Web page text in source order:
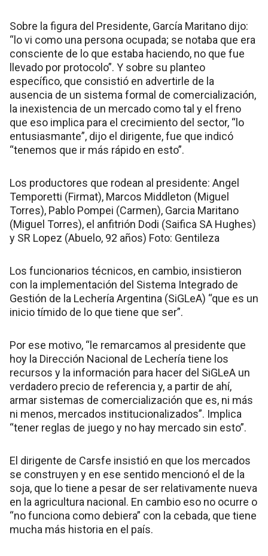
Sobre la figura del Presidente, García Maritano dijo:
“lo vi como una persona ocupada; se notaba que era
consciente de lo que estaba haciendo, no que fue
llevado por protocolo”. Y sobre su planteo
específico, que consistió en advertirle de la
ausencia de un sistema formal de comercialización,
la inexistencia de un mercado como tal y el freno
que eso implica para el crecimiento del sector, “lo
entusiasmante”, dijo el dirigente, fue que indicó
“tenemos que ir más rápido en esto”.
Los productores que rodean al presidente: Angel
Temporetti (Firmat), Marcos Middleton (Miguel
Torres), Pablo Pompei (Carmen), Garcia Maritano
(Miguel Torres), el anfitrión Dodi (Saifica SA Hughes)
y SR Lopez (Abuelo, 92 años) Foto: Gentileza
Los funcionarios técnicos, en cambio, insistieron
con la implementación del Sistema Integrado de
Gestión de la Lechería Argentina (SiGLeA) “que es un
inicio tímido de lo que tiene que ser”.
Por ese motivo, “le remarcamos al presidente que
hoy la Dirección Nacional de Lechería tiene los
recursos y la información para hacer del SiGLeA un
verdadero precio de referencia y, a partir de ahí,
armar sistemas de comercialización que es, ni más
ni menos, mercados institucionalizados”. Implica
“tener reglas de juego y no hay mercado sin esto”.
El dirigente de Carsfe insistió en que los mercados
se construyen y en ese sentido mencionó el de la
soja, que lo tiene a pesar de ser relativamente nueva
en la agricultura nacional. En cambio eso no ocurre o
“no funciona como debiera” con la cebada, que tiene
mucha más historia en el país.